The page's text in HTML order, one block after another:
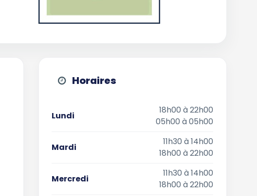
Horaires
Lundi
18h00 à 22h00
05h00 à 05h00
Mardi
11h30 à 14h00
18h00 à 22h00
Mercredi
11h30 à 14h00
18h00 à 22h00